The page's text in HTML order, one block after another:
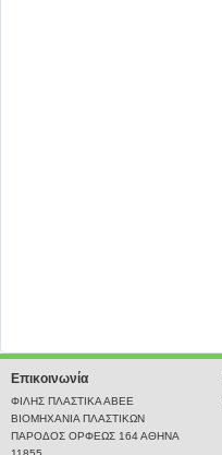
Επικοινωνία
ΦΙΛΗΣ ΠΛΑΣΤΙΚΑ ΑΒΕΕ
ΒΙΟΜΗΧΑΝΙΑ ΠΛΑΣΤΙΚΩΝ
ΠΑΡΟΔΟΣ ΟΡΦΕΩΣ 164 ΑΘΗΝΑ